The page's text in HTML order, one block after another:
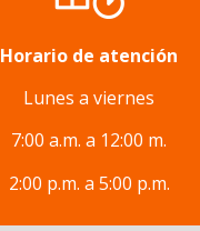
Horario de atención
Lunes a viernes
7:00 a.m. a 12:00 m.
2:00 p.m. a 5:00 p.m.